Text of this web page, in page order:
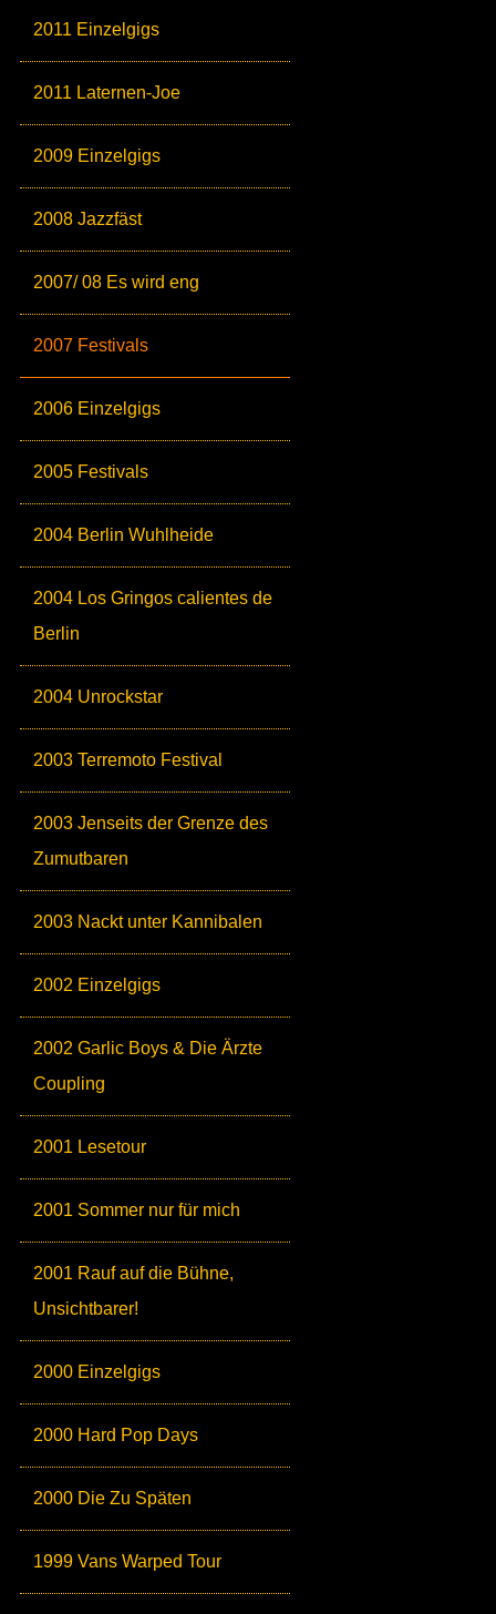
2011 Einzelgigs
2011 Laternen-Joe
2009 Einzelgigs
2008 Jazzfäst
2007/ 08 Es wird eng
2007 Festivals
2006 Einzelgigs
2005 Festivals
2004 Berlin Wuhlheide
2004 Los Gringos calientes de
Berlin
2004 Unrockstar
2003 Terremoto Festival
2003 Jenseits der Grenze des
Zumutbaren
2003 Nackt unter Kannibalen
2002 Einzelgigs
2002 Garlic Boys & Die Ärzte
Coupling
2001 Lesetour
2001 Sommer nur für mich
2001 Rauf auf die Bühne,
Unsichtbarer!
2000 Einzelgigs
2000 Hard Pop Days
2000 Die Zu Späten
1999 Vans Warped Tour